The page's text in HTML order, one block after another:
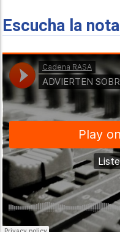
Escucha la nota